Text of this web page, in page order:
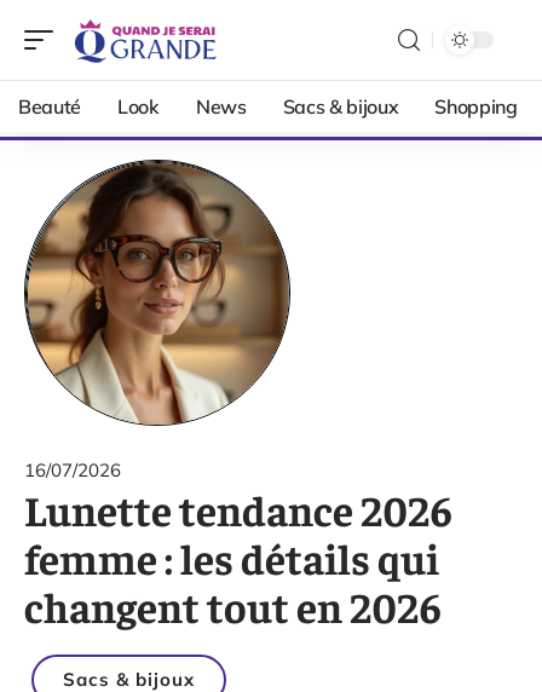
Beauté Look News Sacs & bijoux Shopping
16/07/2026
Lunette tendance 2026
femme : les détails qui
changent tout en 2026
Sacs & bijoux